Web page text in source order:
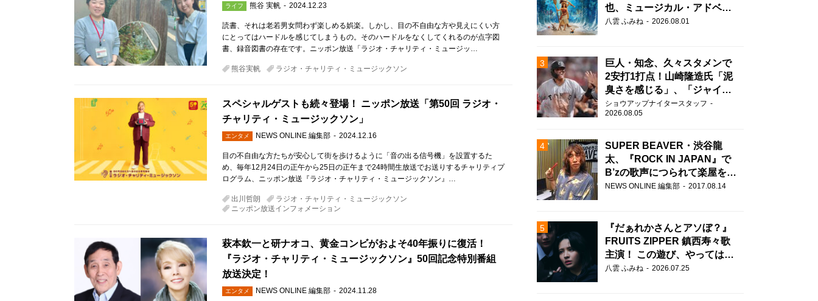
ライフ 熊谷 実帆 2024.12.23
読書、それは老若男女問わず楽しめる娯楽。しかし、目の不自由な方や見えにくい方
にとってはハードルを感じてしまうもの。そのハードルをなくしてくれるのが点字図
書、録音図書の存在です。ニッポン放送「ラジオ・チャリティ・ミュージッ…
熊谷実帆 ラジオ・チャリティ・ミュージックソン
スペシャルゲストも続々登場！ ニッポン放送「第50回 ラジオ・
チャリティ・ミュージックソン」
エンタメ NEWS ONLINE 編集部 2024.12.16
目の不自由な方たちが安心して街を歩けるように「音の出る信号機」を設置するた
め、毎年12月24日の正午から25日の正午まで24時間生放送でお送りするチャリティプ
ログラム、ニッポン放送『ラジオ・チャリティ・ミュージックソン』…
出川哲朗
ラジオ・チャリティ・ミュージックソン
ニッポン放送インフォメーション
萩本欽一と研ナオコ、黄金コンビがおよそ40年振りに復活！
『ラジオ・チャリティ・ミュージックソン』50回記念特別番組
放送決定！
エンタメ NEWS ONLINE 編集部 2024.11.28
也、ミュージカル・アドベン
チャーで美声を響かせる
八雲 ふみね 2026.08.01
巨人・知念、久々スタメンで
2安打1打点！山崎隆造氏「泥
臭さを感じる」、「ジャイア
ンツには少ないタイプ」
ショウアップナイタースタッフ
2026.08.05
SUPER BEAVER・渋谷龍
太、『ROCK IN JAPAN』で
B’zの歌声につられて楽屋を脱
走！？
NEWS ONLINE 編集部 2017.08.14
『だぁれかさんとアソぼ？』
FRUITS ZIPPER 鎮西寿々歌
主演！ この遊び、やってはい
けません。
八雲 ふみね 2026.07.25